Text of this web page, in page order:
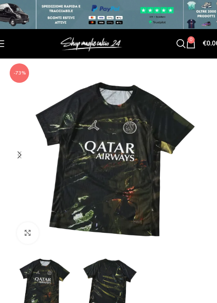
0 €
-73%
Click to enlarge